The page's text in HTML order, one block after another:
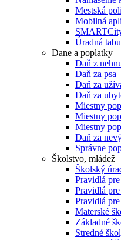
Mestská
Mobilná
Úradná
Dane a poplatky
Daň z
Daň za psa
Daň za
Daň za
Miestny
Miestny
Miestny
Daň za
Správne
Školstvo, mládež
Školský
Pravidlá
Pravidlá
Pravidlá
Materské
Základné
Stredné